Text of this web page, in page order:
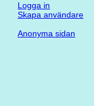
Logga in
Skapa användare
Anonyma sidan